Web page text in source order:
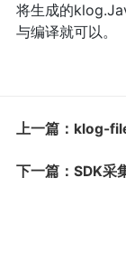
将生成的
与编译就可以。
上一篇：klog-
下一篇：SDK采